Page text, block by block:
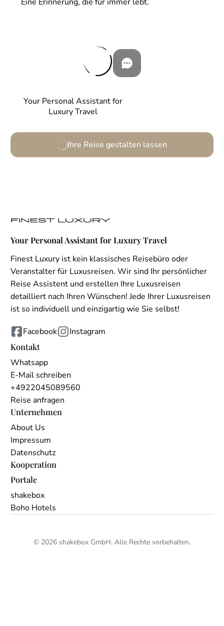
Your Personal Assistant for
Luxury Travel
Ihre Reise gestalten lassen
Your Personal Assistant for Luxury Travel
Finest Luxury ist kein klassisches Reisebüro oder
Veranstalter für Luxusreisen. Wir sind Ihr persönlicher
Reise Assistent und erstellen Ihre Luxusreisen
detailliert nach Ihren Wünschen! Jede Ihrer Luxusreisen
ist so individuell und einzigartig wie Sie selbst!
Facebook
Instagram
Kontakt
Whatsapp
E-Mail schreiben
+4922045089560
Reise anfragen
Unternehmen
About Us
Impressum
Datenschutz
Kooperation
Portale
shakebox
Boho Hotels
© 2026 shakebox GmbH. Alle Rechte vorbehalten.